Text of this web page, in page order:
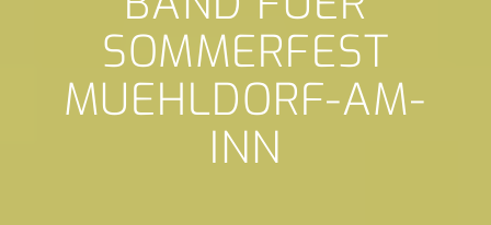
SOMMERFEST
MUEHLDORF-AM-
INN